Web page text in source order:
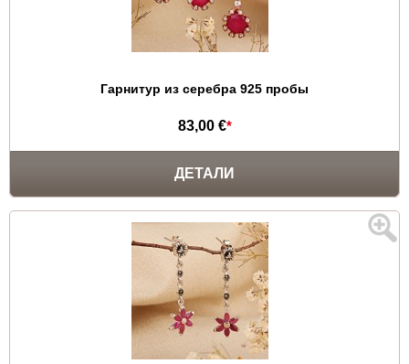
Гарнитур из серебра 925 пробы
83,00 €*
ДЕТАЛИ